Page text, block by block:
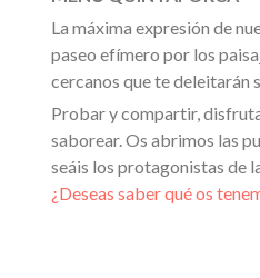
La máxima expresión de
paseo efímero por los
cercanos que te deleitarán
Probar y compartir,
saborear. Os abrimos las
seáis los protagonistas de
¿Deseas saber qué os